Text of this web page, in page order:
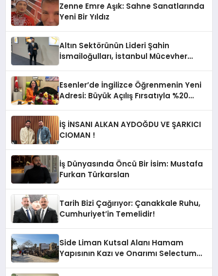
Zenne Emre Aşık: Sahne Sanatlarında
Yeni Bir Yıldız
Altın Sektörünün Lideri Şahin
İsmailoğulları, İstanbul Mücevher
Esenler’de İngilizce Öğrenmenin Yeni
Adresi: Büyük Açılış Fırsatıyla %20
İŞ İNSANI ALKAN AYDOĞDU VE ŞARKICI
CIOMAN !
İş Dünyasında Öncü Bir İsim: Mustafa
Furkan Türkarslan
Tarih Bizi Çağırıyor: Çanakkale Ruhu,
Cumhuriyet’in Temelidir!
Side Liman Kutsal Alanı Hamam
Yapısının Kazı ve Onarımı Selectum